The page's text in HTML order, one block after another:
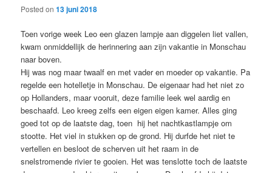
Posted on13 juni 2018
Toen vorige week Leo een glazen lampje aan diggelen liet vallen,
kwam onmiddellijk de herinnering aan zijn vakantie in Monschau
naar boven.
Hij was nog maar twaalf en met vader en moeder op vakantie. Pa
regelde een hotelletje in Monschau. De eigenaar had het niet zo
op Hollanders, maar vooruit, deze familie leek wel aardig en
beschaafd. Leo kreeg zelfs een eigen eigen kamer. Alles ging
goed tot op de laatste dag, toen hij het nachtkastlampje om
stootte. Het viel in stukken op de grond. Hij durfde het niet te
vertellen en besloot de scherven uit het raam in de
snelstromende rivier te gooien. Het was tenslotte toch de laatste